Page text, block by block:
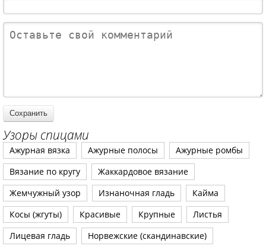
Узоры спицами
Ажурная вязка Ажурные полосы
Ажурные ромбы
Вязание по кругу
Жаккардовое вязание
Жемчужный узор
Изнаночная гладь
Кайма
Косы (жгуты)
Красивые Крупные
Листья
Лицевая гладь
Норвежские (скандинавские)